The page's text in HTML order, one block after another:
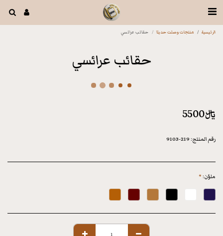
الرئيسية منتجات وصلت حديثا حقائب عرائسي
حقائب عرائسي
5500﷼
رقم المنتج:219-9103
ملوّن:*